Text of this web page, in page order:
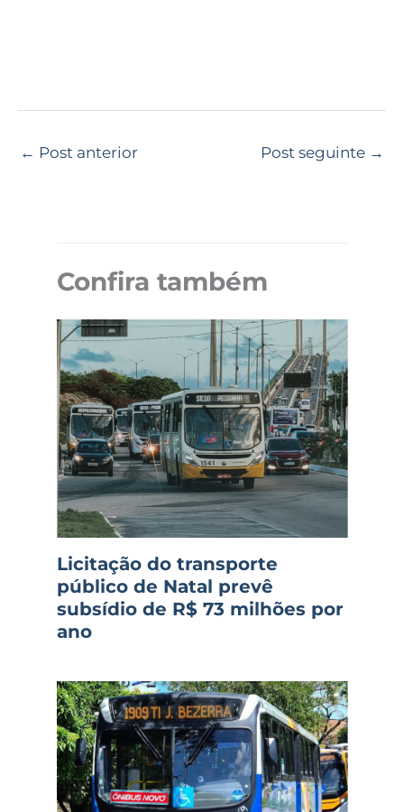
← Post anterior Post seguinte →
Confira também
Licitação do transporte
público de Natal prevê
subsídio de R$ 73 milhões por
ano